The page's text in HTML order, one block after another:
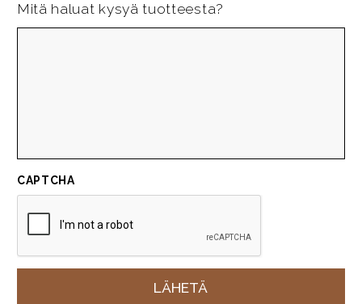
Mitä haluat kysyä tuotteesta?
CAPTCHA